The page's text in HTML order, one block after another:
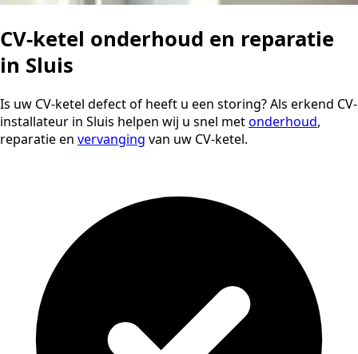
CV-ketel onderhoud en reparatie
in Sluis
Is uw CV-ketel defect of heeft u een storing? Als erkend CV-
installateur in Sluis helpen wij u snel metonderhoud,
reparatie en vervanging van uw CV-ketel.